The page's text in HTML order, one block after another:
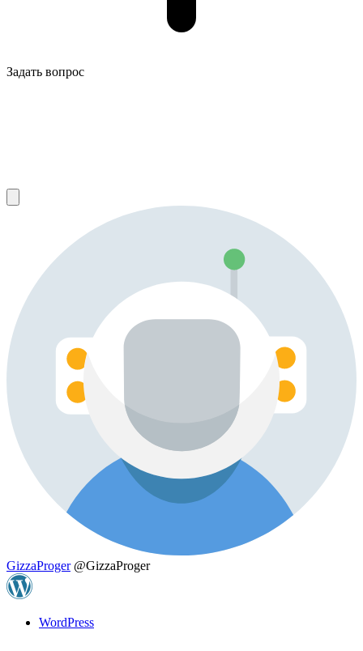
Задать вопрос
GizzaProger @GizzaProger
WordPress